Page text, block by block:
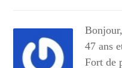
47 ans
Fort de